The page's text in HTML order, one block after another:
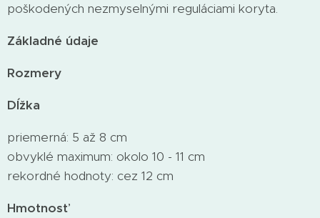
poškodených nezmyselnými reguláciami koryta.
Základné údaje
Rozmery
Dĺžka
priemerná: 5 až 8 cm
obvyklé maximum: okolo 10 - 11 cm
rekordné hodnoty: cez 12 cm
Hmotnosť